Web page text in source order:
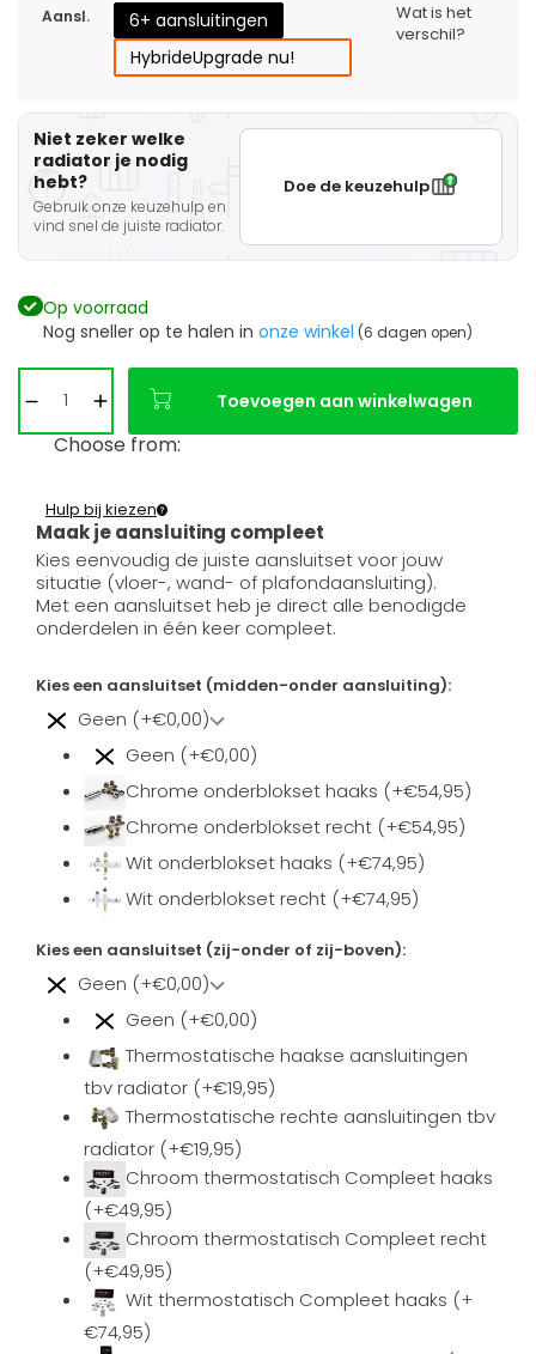
Aansl.
6+ aansluitingen
HybrideUpgrade nu!
Wat is het
verschil?
Niet zeker welke
radiator je nodig
hebt?
Gebruik onze keuzehulp en
vind snel de juiste radiator.
Doe de keuzehulp
Op voorraad
Nog sneller op te halen in onze winkel (6 dagen open)
Toevoegen aan winkelwagen
Choose from:
Maak je aansluiting compleet
Hulp bij kiezen
Kies eenvoudig de juiste aansluitset voor jouw
situatie (vloer-, wand- of plafondaansluiting).
Met een aansluitset heb je direct alle benodigde
onderdelen in één keer compleet.
Kies een aansluitset (midden-onder aansluiting):
Geen (+€0,00)
Geen (+€0,00)
Chrome onderblokset haaks (+€54,95)
Chrome onderblokset recht (+€54,95)
Wit onderblokset haaks (+€74,95)
Wit onderblokset recht (+€74,95)
Kies een aansluitset (zij-onder of zij-boven):
Geen (+€0,00)
Geen (+€0,00)
Thermostatische haakse aansluitingen
tbv radiator (+€19,95)
Thermostatische rechte aansluitingen tbv
radiator (+€19,95)
Chroom thermostatisch Compleet haaks
(+€49,95)
Chroom thermostatisch Compleet recht
(+€49,95)
Wit thermostatisch Compleet haaks (+
€74,95)